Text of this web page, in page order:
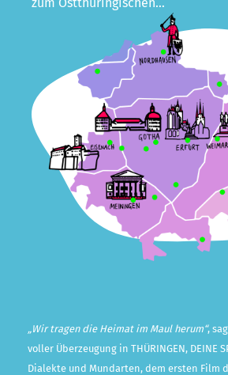
„Wir tragen die Heimat im Maul herum“,
voller Überzeugung in THÜRINGEN, DEINE
Dialekte und Mundarten, dem ersten Film